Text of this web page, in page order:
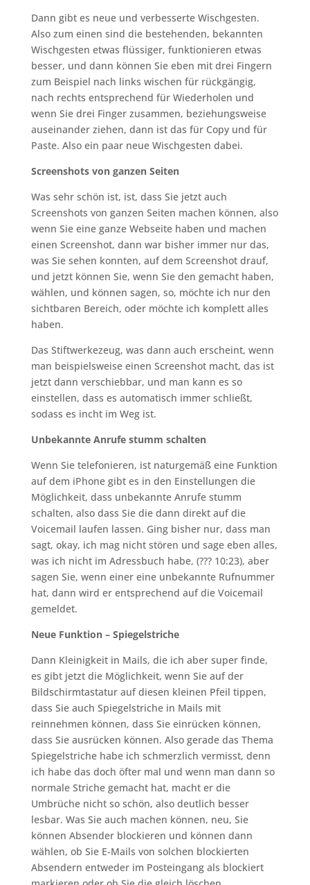
Dann gibt es neue und verbesserte Wischgesten.
Also zum einen sind die bestehenden, bekannten
Wischgesten etwas flüssiger, funktionieren etwas
besser, und dann können Sie eben mit drei Fingern
zum Beispiel nach links wischen für rückgängig,
nach rechts entsprechend für Wiederholen und
wenn Sie drei Finger zusammen, beziehungsweise
auseinander ziehen, dann ist das für Copy und für
Paste. Also ein paar neue Wischgesten dabei.
Screenshots von ganzen Seiten
Was sehr schön ist, ist, dass Sie jetzt auch
Screenshots von ganzen Seiten machen können, also
wenn Sie eine ganze Webseite haben und machen
einen Screenshot, dann war bisher immer nur das,
was Sie sehen konnten, auf dem Screenshot drauf,
und jetzt können Sie, wenn Sie den gemacht haben,
wählen, und können sagen, so, möchte ich nur den
sichtbaren Bereich, oder möchte ich komplett alles
haben.
Das Stiftwerkezeug, was dann auch erscheint, wenn
man beispielsweise einen Screenshot macht, das ist
jetzt dann verschiebbar, und man kann es so
einstellen, dass es automatisch immer schließt,
sodass es incht im Weg ist.
Unbekannte Anrufe stumm schalten
Wenn Sie telefonieren, ist naturgemäß eine Funktion
auf dem iPhone gibt es in den Einstellungen die
Möglichkeit, dass unbekannte Anrufe stumm
schalten, also dass Sie die dann direkt auf die
Voicemail laufen lassen. Ging bisher nur, dass man
sagt, okay, ich mag nicht stören und sage eben alles,
was ich nicht im Adressbuch habe, (??? 10:23), aber
sagen Sie, wenn einer eine unbekannte Rufnummer
hat, dann wird er entsprechend auf die Voicemail
gemeldet.
Neue Funktion – Spiegelstriche
Dann Kleinigkeit in Mails, die ich aber super finde,
es gibt jetzt die Möglichkeit, wenn Sie auf der
Bildschirmtastatur auf diesen kleinen Pfeil tippen,
dass Sie auch Spiegelstriche in Mails mit
reinnehmen können, dass Sie einrücken können,
dass Sie ausrücken können. Also gerade das Thema
Spiegelstriche habe ich schmerzlich vermisst, denn
ich habe das doch öfter mal und wenn man dann so
normale Striche gemacht hat, macht er die
Umbrüche nicht so schön, also deutlich besser
lesbar. Was Sie auch machen können, neu, Sie
können Absender blockieren und können dann
wählen, ob Sie E-Mails von solchen blockierten
Absendern entweder im Posteingang als blockiert